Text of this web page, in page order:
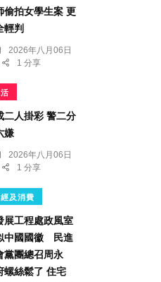
偷拍女學生案 更
輕判
2026年八月06日
1 分享
二人掛彩 警二分
嫌
2026年八月06日
1 分享
經及消費
展工程處政風室
中國國徽 民進
黨團總召周永
螺絲鬆了 住宅